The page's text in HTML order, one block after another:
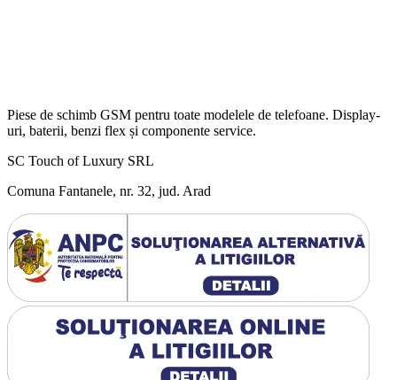
Piese de schimb GSM pentru toate modelele de telefoane. Display-
uri, baterii, benzi flex și componente service.
SC Touch of Luxury SRL
Comuna Fantanele, nr. 32, jud. Arad